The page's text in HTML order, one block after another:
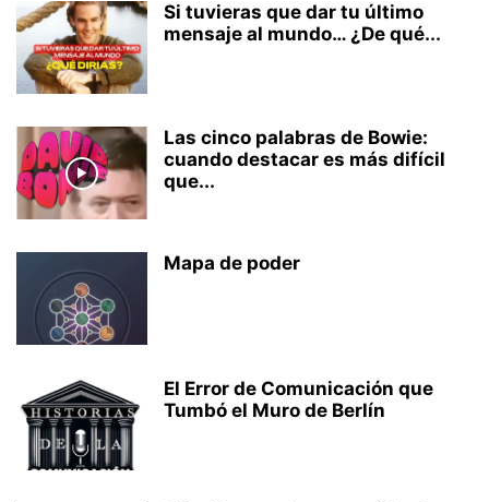
Si tuvieras que dar tu último
mensaje al mundo… ¿De qué...
Las cinco palabras de Bowie:
cuando destacar es más difícil
que...
Mapa de poder
El Error de Comunicación que
Tumbó el Muro de Berlín